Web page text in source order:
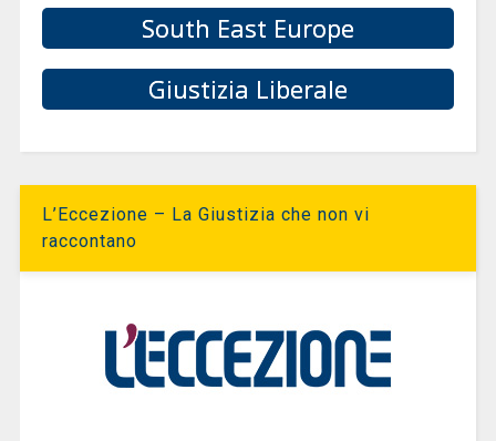
South East Europe
Giustizia Liberale
L’Eccezione – La Giustizia che non vi
raccontano